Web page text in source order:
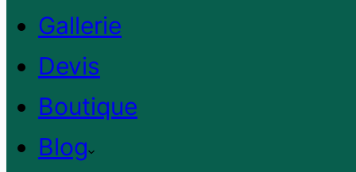
Gallerie
Devis
Boutique
Blog